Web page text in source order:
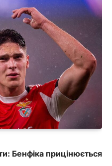
Бенфіка прицінюється